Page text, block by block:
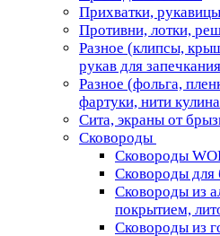
Прихватки,
Противни, лотки,
Разное (клипсы,
рукав для
Разное (фольга,
фартуки, нити
Сита, экраны от
Сковороды
Сковороды
Сковороды для
Сковороды из
покрытием,
Сковороды из